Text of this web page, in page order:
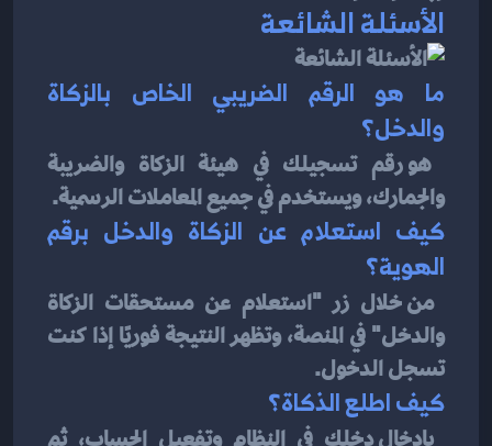
الأسئلة الشائعة
والدخل؟
والجمارك، ويستخدم في جميع المعاملات الرسمية.
الهوية؟
تسجل الدخول.
كيف اطلع الذكاة؟